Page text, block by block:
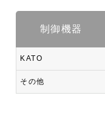
制御機器
KATO
その他